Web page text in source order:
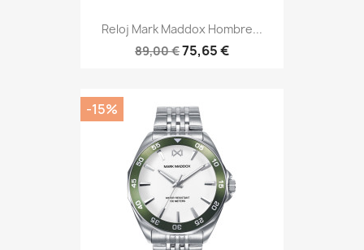
Reloj Mark Maddox Hombre...
89,00 €75,65 €
-15%